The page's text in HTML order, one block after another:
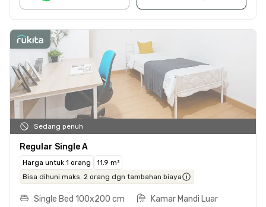
Sedang penuh
Regular Single A
Harga untuk 1 orang
11.9 m²
Bisa dihuni maks. 2 orang dgn tambahan biaya
Single Bed 100x200 cm
Kamar Mandi Luar